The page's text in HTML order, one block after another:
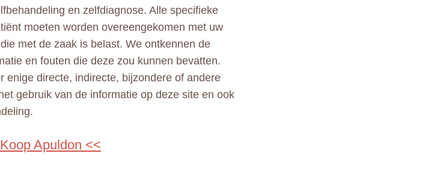
en zelfdiagnose. Alle specifieke
moeten worden overeengekomen met uw
met de zaak is belast. We ontkennen de
en fouten die deze zou kunnen bevatten.
enige directe, indirecte, bijzondere of andere
gebruik van de informatie op deze site en ook
Apuldon <<